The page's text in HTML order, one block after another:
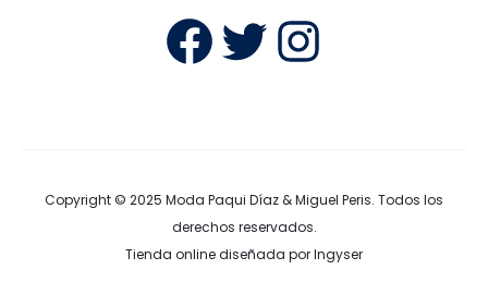
Facebook
Twitter
Copyright © 2025 Moda Paqui Díaz & Miguel Peris. Todos los
derechos reservados.
Tienda online diseñada por Ingyser